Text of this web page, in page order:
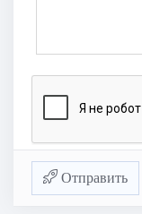
Отправить